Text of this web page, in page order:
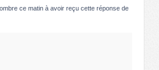
ce matin à avoir reçu cette réponse de